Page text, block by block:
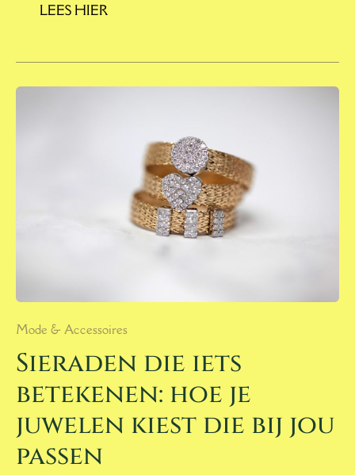
LEES HIER
Mode & Accessoires
Sieraden die iets
betekenen: hoe je
juwelen kiest die bij jou
passen
SIERADEN